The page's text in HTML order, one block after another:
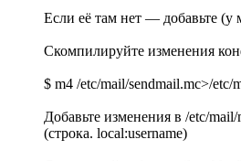
Если её там нет — добавьте
Скомпилируйте изменения
$ m4 /etc/mail/sendmail.mc>/etc/
Добавьте изменения в /etc/mail/
(строка. local:username)